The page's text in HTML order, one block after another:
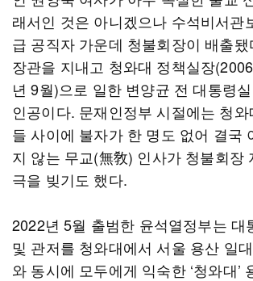
래서인 것은 아니겠으나 수석비서관
급 공직자 가운데 청불회장이 배출
장관을 지내고 청와대 정책실장
년 9월)으로 일한 변양균 전 대통령
인공이다. 문재인정부 시절에는 청
들 사이에 불자가 한 명도 없어 결국
지 않는 무교(無敎) 인사가 청불회장
극을 빚기도 했다.
2022년 5월 출범한 윤석열정부는 대
및 관저를 청와대에서 서울 용산 일
와 동시에 모두에게 익숙한 ‘청와대’